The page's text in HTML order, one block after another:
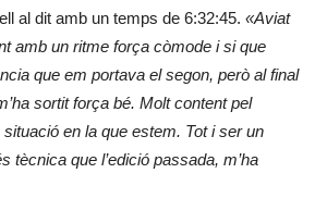
al dit amb un temps de 6:32:45. «Aviat
amb un ritme força còmode i si que
que em portava el segon, però al final
sortit força bé. Molt content pel
en la que estem. Tot i ser un
tècnica que l’edició passada, m’ha